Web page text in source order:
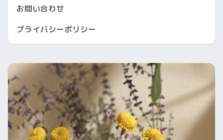
お問い合わせ
プライバシーポリシー